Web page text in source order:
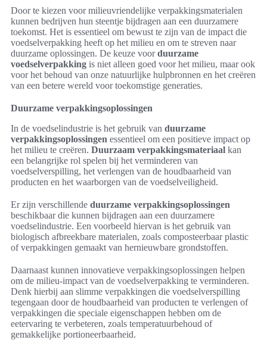
Door te kiezen voor milieuvriendelijke verpakkingsmaterialen
kunnen bedrijven hun steentje bijdragen aan een duurzamere
toekomst. Het is essentieel om bewust te zijn van de impact die
voedselverpakking heeft op het milieu en om te streven naar
duurzame oplossingen. De keuze voorduurzame
voedselverpakking is niet alleen goed voor het milieu, maar ook
voor het behoud van onze natuurlijke hulpbronnen en het creëren
van een betere wereld voor toekomstige generaties.
Duurzame verpakkingsoplossingen
In de voedselindustrie is het gebruik van duurzame
verpakkingsoplossingen essentieel om een positieve impact op
het milieu te creëren. Duurzaam verpakkingsmateriaal kan
een belangrijke rol spelen bij het verminderen van
voedselverspilling, het verlengen van de houdbaarheid van
producten en het waarborgen van de voedselveiligheid.
Er zijn verschillende duurzame verpakkingsoplossingen
beschikbaar die kunnen bijdragen aan een duurzamere
voedselindustrie. Een voorbeeld hiervan is het gebruik van
biologisch afbreekbare materialen, zoals composteerbaar plastic
of verpakkingen gemaakt van hernieuwbare grondstoffen.
Daarnaast kunnen innovatieve verpakkingsoplossingen helpen
om de milieu-impact van de voedselverpakking te verminderen.
Denk hierbij aan slimme verpakkingen die voedselverspilling
tegengaan door de houdbaarheid van producten te verlengen of
verpakkingen die speciale eigenschappen hebben om de
eetervaring te verbeteren, zoals temperatuurbehoud of
gemakkelijke portioneerbaarheid.